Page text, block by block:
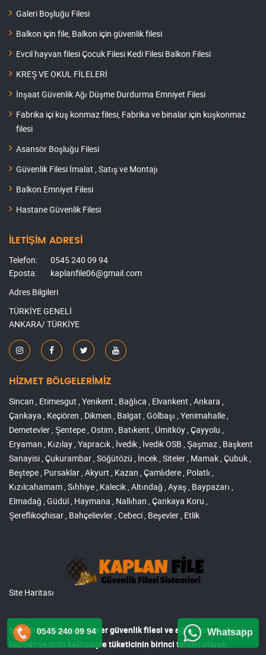
Galeri Boşluğu Filesi
Balkon için file, Balkon için güvenlik filesi
Evcil hayvan filesi Çocuk Filesi Kedi Filesi Balkon Filesi
KREŞ VE OKUL FİLELERİ
İnşaat Güvenlik Ağı Düşme Durdurma Emniyet Filesi
Fabrika içi kuş konmaz filesi, Fabrika ve binalar için kuşkonmaz
filesi
Asansör Boşluğu Filesi
Güvenlik Filesi İmalat , Satış ve Montajı
Balkon Emniyet Filesi
Hastane Güvenlik Filesi
İLETİŞİM ADRESİ
Telefon:
0545 240 09 94
Eposta:
kaplanfile06@gmail.com
Adres Bilgileri
TÜRKİYE GENELİ
ANKARA/ TÜRKİYE
HİZMET BÖLGELERİMİZ
Sincan , Etimesgut , Yenikent , Bağlıca , Elvankent , Ankara ,
Çankaya , Keçiören , Dikmen , Balgat , Gölbaşı , Yenimahalle ,
Demetevler , Şentepe , Ostim , Batıkent , Ümitköy , Çayyolu ,
Eryaman , Kızılay , Yapracık , İvedik , İvedik OSB , Şaşmaz , Başkent
Sanayisi , Çukurambar , Söğütözü , İncek , Siteler , Mamak , Çubuk ,
Beştepe , Pursaklar , Akyurt , Kazan , Çamlıdere , Polatlı ,
Kızılcahamam , Sıhhiye , Kalecik , Altındağ , Ayaş , Baypazarı ,
Elmadağ , Güdül , Haymana , Nallıhan , Çankaya Koru ,
Şereflikoçhisar , Bahçelievler , Cebeci , Beşevler , Etlik
Site Haritası
Sektörde, Türkiye’nin lidergüvenlik filesi ve ağıüreticisi olarak,
Hizmet ve ürün kalitesiyle tüketicinin birinci tercihi olarak
0545 240 09 94 Whatsapp